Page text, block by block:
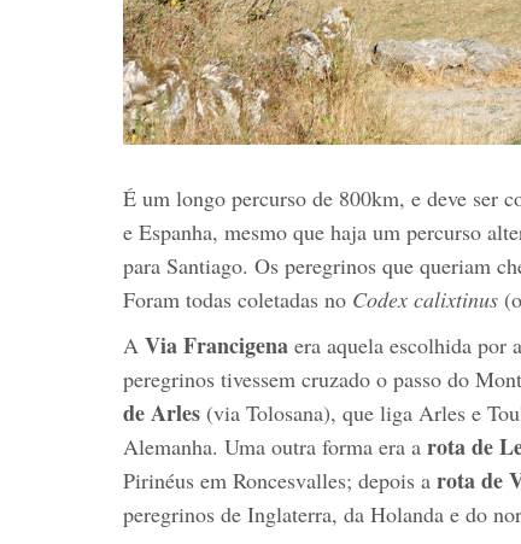
É um longo percurso de 800km, e deve ser
e Espanha, mesmo que haja um percurso
para Santiago. Os peregrinos que queriam
Foram todas coletadas no Codex calixtinus
A Via Francigena era aquela escolhida por
peregrinos tivessem cruzado o passo do
de Arles (via Tolosana), que liga Arles e
Alemanha. Uma outra forma era a rota de
Pirinéus em Roncesvalles; depois a rota de
peregrinos de Inglaterra, da Holanda e do